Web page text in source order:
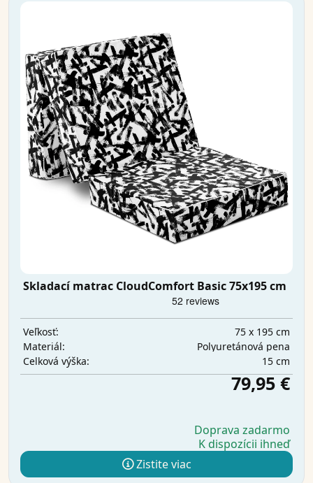
Skladací matrac CloudComfort Basic 75x195 cm
Veľkosť:
75 x 195 cm
Materiál:
Polyuretánová pena
Celková výška:
15 cm
79,95 €
Doprava zadarmo
K dispozícii ihneď
Zistite viac